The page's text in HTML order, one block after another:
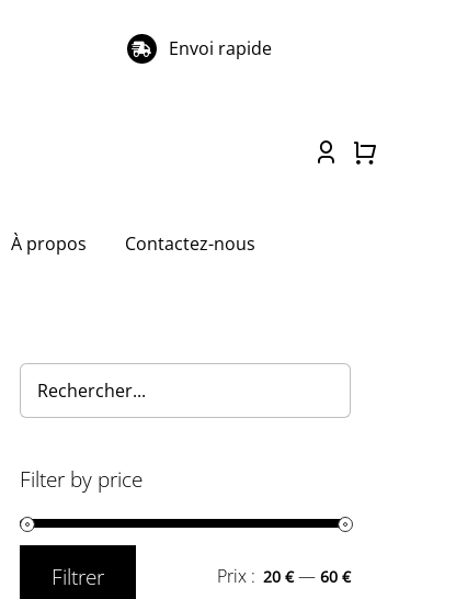
Envoi rapide
À propos Contactez-nous
Filter by price
Filtrer Prix : 20 €— 60 €